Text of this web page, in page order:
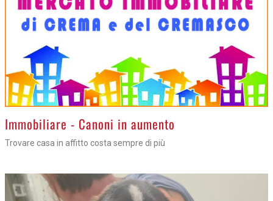
>Immobiliare - Canoni in aumento
Trovare casa in affitto costa sempre di più